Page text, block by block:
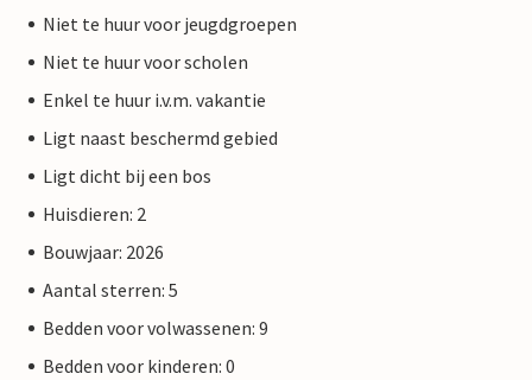
Niet te huur voor jeugdgroepen
Niet te huur voor scholen
Enkel te huur i.v.m. vakantie
Ligt naast beschermd gebied
Ligt dicht bij een bos
Huisdieren: 2
Bouwjaar: 2026
Aantal sterren: 5
Bedden voor volwassenen: 9
Bedden voor kinderen: 0